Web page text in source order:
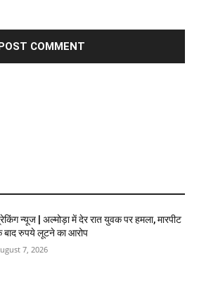
न्यूज | अल्मोड़ा में देर रात युवक पर हमला, मारपीट
बाद रुपये लूटने का आरोप
7, 2026